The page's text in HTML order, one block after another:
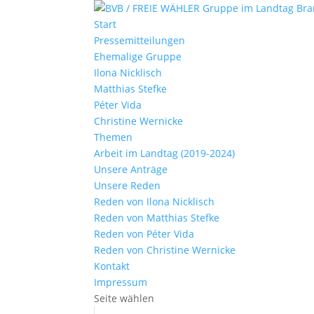
Start
Pressemitteilungen
Ehemalige Gruppe
Ilona Nicklisch
Matthias Stefke
Péter Vida
Christine Wernicke
Themen
Arbeit im Landtag (2019-2024)
Unsere Anträge
Unsere Reden
Reden von Ilona Nicklisch
Reden von Matthias Stefke
Reden von Péter Vida
Reden von Christine Wernicke
Kontakt
Impressum
Seite wählen